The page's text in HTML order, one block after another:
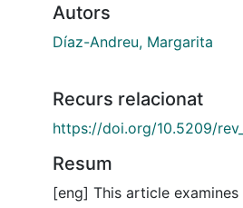
Autors
Díaz-Andreu, Margarita
Recurs relacionat
https://doi.org/10.5209/
Resum
[eng] This article